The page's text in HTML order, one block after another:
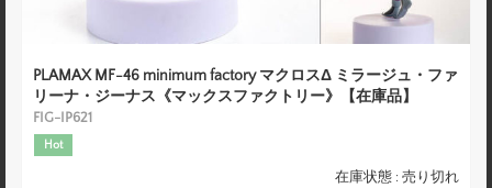
PLAMAX MF-46 minimum factory マクロスΔ ミラージュ・ファ
リーナ・ジーナス《マックスファクトリー》【在庫品】
FIG-IP621
Hot
在庫状態 : 売り切れ